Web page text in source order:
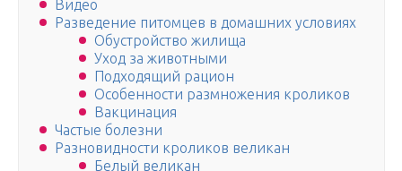
Видео
Разведение питомцев в домашних условиях
Обустройство жилища
Уход за животными
Подходящий рацион
Особенности размножения кроликов
Вакцинация
Частые болезни
Разновидности кроликов великан
Белый великан